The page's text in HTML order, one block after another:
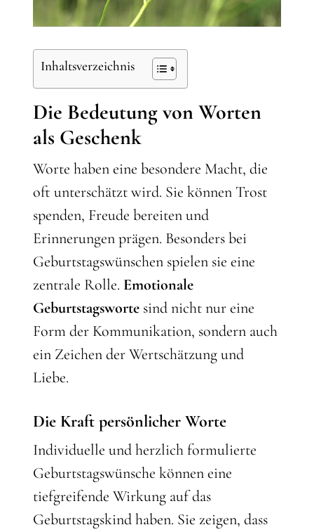
Inhaltsverzeichnis
Die Bedeutung von Worten
als Geschenk
Worte haben eine besondere Macht, die
oft unterschätzt wird. Sie können Trost
spenden, Freude bereiten und
Erinnerungen prägen. Besonders bei
Geburtstagswünschen spielen sie eine
zentrale Rolle. Emotionale
Geburtstagsworte sind nicht nur eine
Form der Kommunikation, sondern auch
ein Zeichen der Wertschätzung und
Liebe.
Die Kraft persönlicher Worte
Individuelle und herzlich formulierte
Geburtstagswünsche können eine
tiefgreifende Wirkung auf das
Geburtstagskind haben. Sie zeigen, dass